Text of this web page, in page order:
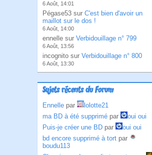
6 Août, 14:01
Pégase53 sur C'est bien d'avoir un
maillot sur le dos !
6 Août, 14:00
ennelle sur Verbidouillage n° 799
6 Août, 13:56
incognito sur Verbidouillage n° 800
6 Août, 13:30
Sujets récents du Forum
Ennelle par
lolotte21
ma BD à été supprimé par
oui oui
Puis-je créer une BD par
oui oui
bd encore supprimé à tort par
boudu113